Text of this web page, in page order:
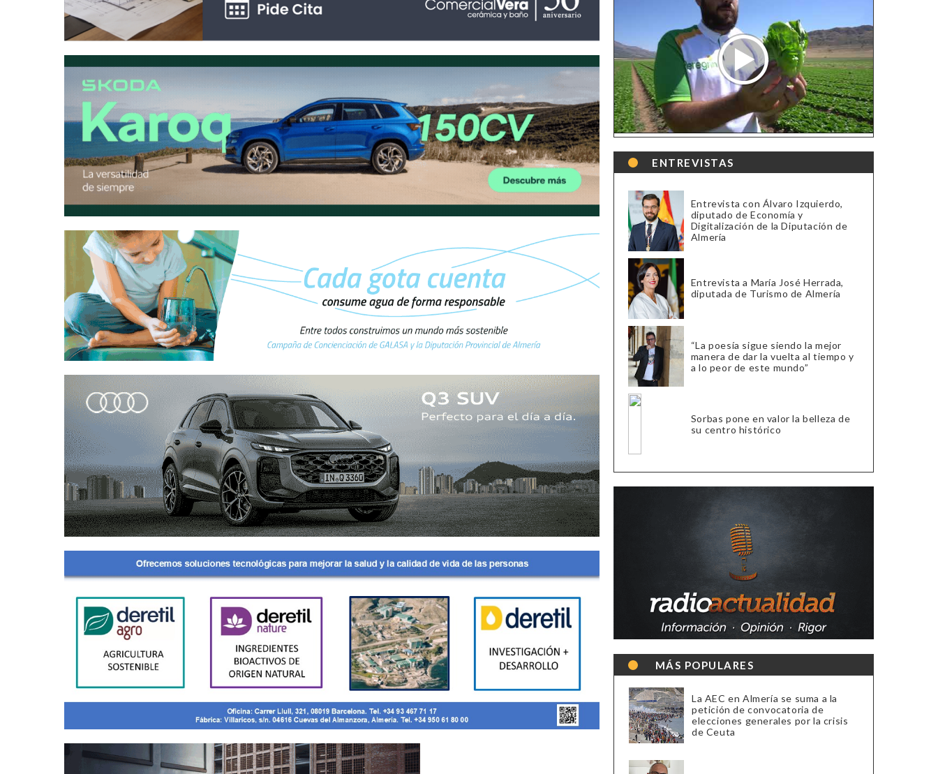
ENTREVISTAS
Entrevista con Álvaro Izquierdo,
diputado de Economía y
Digitalización de la Diputación de
Almería
Entrevista a María José Herrada,
diputada de Turismo de Almería
“La poesía sigue siendo la mejor
manera de dar la vuelta al tiempo y
a lo peor de este mundo”
Sorbas pone en valor la belleza de
su centro histórico
MÁS POPULARES
La AEC en Almería se suma a la
petición de convocatoria de
elecciones generales por la crisis
de Ceuta